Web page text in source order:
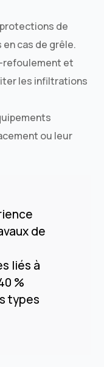
de
cas de grêle.
refoulement et
les infiltrations
ou leur
de
liés à
%
types